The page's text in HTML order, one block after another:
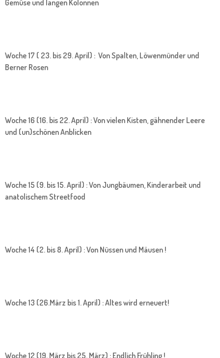
Gemüse und langen Kolonnen
Woche 17 ( 23. bis 29. April) : Von Spalten, Löwenmünder und
Berner Rosen
Woche 16 (16. bis 22. April) : Von vielen Kisten, gähnender Leere
und (un)schönen Anblicken
Woche 15 (9. bis 15. April) : Von Jungbäumen, Kinderarbeit und
anatolischem Streetfood
Woche 14 (2. bis 8. April) : Von Nüssen und Mäusen !
Woche 13 (26.März bis 1. April) : Altes wird erneuert!
Woche 12 (19. März bis 25. März) : Endlich Frühling !